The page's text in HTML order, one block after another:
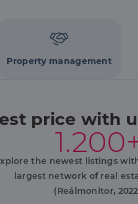
Property management
price with
the newest listings
largest network of real
(Reálmonitor,
a látogatói cookie-
a weboldal
hogy a
amelyet a
hogy a tárolt